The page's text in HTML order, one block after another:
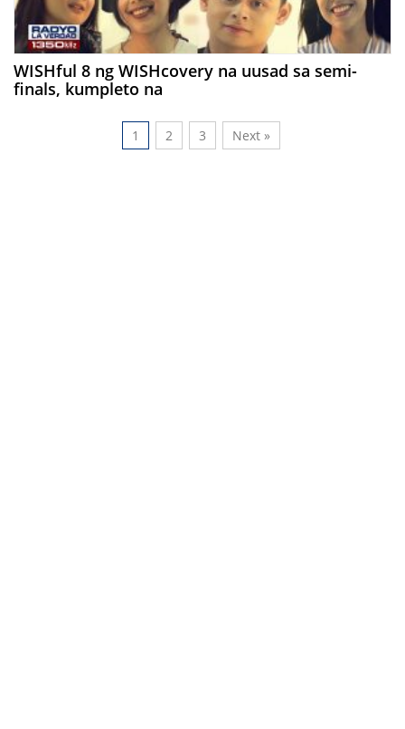
WISHful 8 ng WISHcovery na uusad sa semi-
finals, kumpleto na
1 2 3 Next »